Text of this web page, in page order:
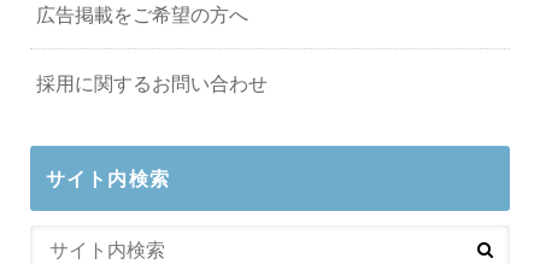
広告掲載をご希望の方へ
採用に関するお問い合わせ
サイト内検索